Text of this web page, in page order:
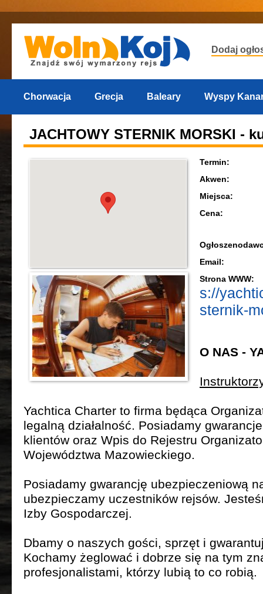
Dodaj
Chorwacja Grecja Baleary Wyspy
JACHTOWY STERNIK MORSKI -
Termin:
Akwen:
Miejsca:
Cena:
Email:
Strona WWW:
s://
sternik-
O NAS -
Yachtica Charter to firma będąca
legalną działalność. Posiadamy
klientów oraz Wpis do Rejestru
Województwa Mazowieckiego.
Posiadamy gwarancję ubezpieczeniową
ubezpieczamy uczestników rejsów.
Izby Gospodarczej.
Dbamy o naszych gości, sprzęt i
Kochamy żeglować i dobrze się na tym
profesjonalistami, którzy lubią to co robią.